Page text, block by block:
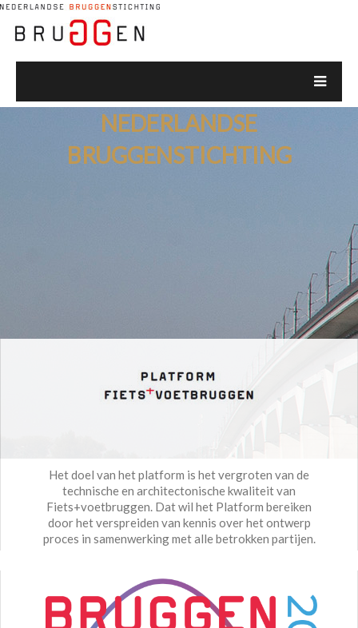
NEDERLANDSE
BRUGGENSTICHTING
Het doel van het platform is het vergroten van de
technische en architectonische kwaliteit van
Fiets+voetbruggen. Dat wil het Platform bereiken
door het verspreiden van kennis over het ontwerp
proces in samenwerking met alle betrokken partijen.